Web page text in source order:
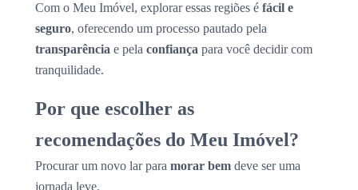
Com o Meu Imóvel, explorar essas regiões é fácil e
seguro, oferecendo um processo pautado pela
transparência e pela confiança para você decidir com
tranquilidade.
Por que escolher as
recomendações do Meu Imóvel?
Procurar um novo lar para morar bem deve ser uma
jornada leve.